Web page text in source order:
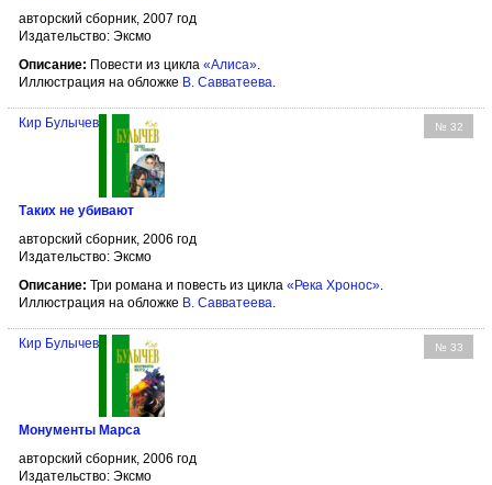
авторский сборник, 2007 год
Издательство: Эксмо
Описание: Повести из цикла «Алиса».
Иллюстрация на обложке В. Савватеева.
№ 32
Кир Булычев
Таких не убивают
авторский сборник, 2006 год
Издательство: Эксмо
Описание: Три романа и повесть из цикла «Река Хронос»
Иллюстрация на обложке В. Савватеева
№ 33
Кир Булычев
Монументы Марса
авторский сборник, 2006 год
Издательство: Эксмо